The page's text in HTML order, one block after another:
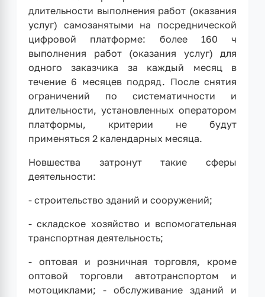
длительности выполнения работ (оказания
услуг) самозанятыми на посреднической
цифровой платформе: более 160 ч
выполнения работ (оказания услуг) для
одного заказчика за каждый месяц в
течение 6 месяцев подряд. После снятия
ограничений по систематичности и
длительности, установленных оператором
платформы, критерии не будут
применяться 2 календарных месяца.
Новшества затронут такие сферы
деятельности:
- строительство зданий и сооружений;
- складское хозяйство и вспомогательная
транспортная деятельность;
- оптовая и розничная торговля, кроме
оптовой торговли автотранспортом и
мотоциклами; - обслуживание зданий и